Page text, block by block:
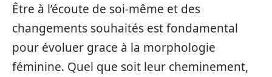
Être à l’écoute de soi-même et des
changements souhaités est fondamental
pour évoluer grace à la morphologie
féminine. Quel que soit leur cheminement,